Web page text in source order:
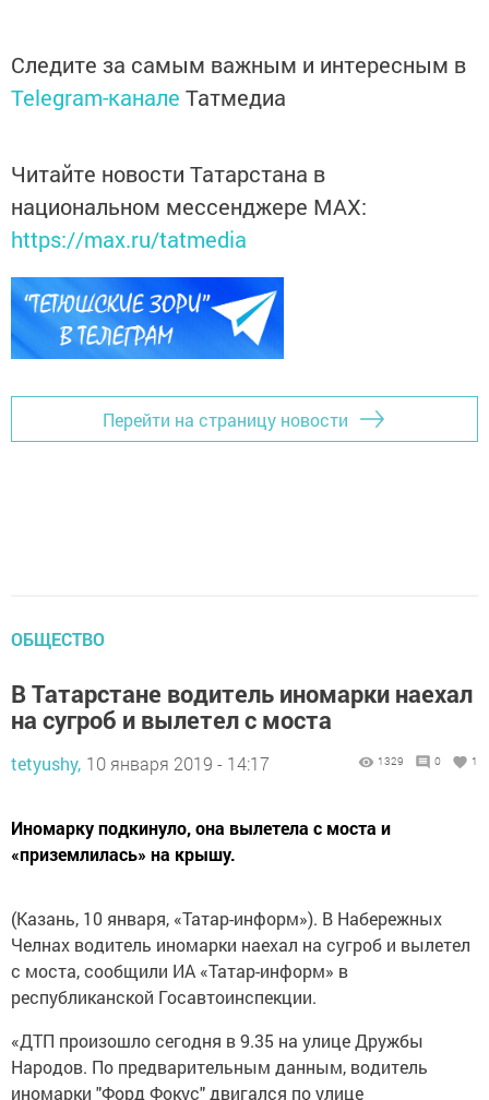
Следите за самым важным и интересным в
Telegram-канале Татмедиа
Читайте новости Татарстана в
национальном мессенджере MАХ:
https://max.ru/tatmedia
Перейти на страницу новости
ОБЩЕСТВО
В Татарстане водитель иномарки наехал
на сугроб и вылетел с моста
tetyushy, 10 января 2019 - 14:17 1329 0 1
Иномарку подкинуло, она вылетела с моста и
«приземлилась» на крышу.
(Казань, 10 января, «Татар-информ»). В Набережных
Челнах водитель иномарки наехал на сугроб и вылетел
с моста, сообщили ИА «Татар-информ» в
республиканской Госавтоинспекции.
«ДТП произошло сегодня в 9.35 на улице Дружбы
Народов. По предварительным данным, водитель
иномарки "Форд Фокус" двигался по улице